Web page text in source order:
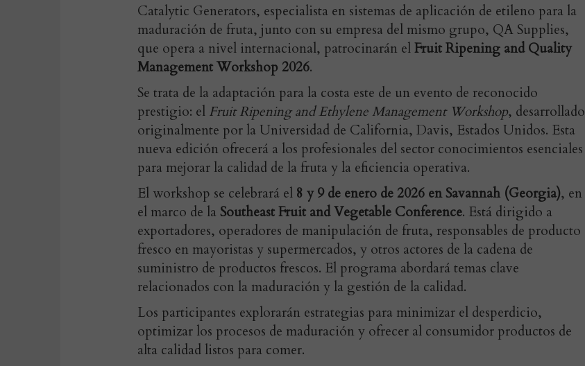
Catalytic Generators, especialista en sistemas de aplicación de etileno para la
maduración de fruta, junto con su empresa del mismo grupo, QA Supplies,
que opera a nivel internacional, patrocinarán elFruit Ripening and Quality
Management Workshop 2026.
Se trata de la adaptación para la costa este de un evento de reconocido
prestigio: el Fruit Ripening and Ethylene Management Workshop, desarrollado
originalmente por la Universidad de California, Davis, Estados Unidos. Esta
nueva edición ofrecerá a los profesionales del sector conocimientos esenciales
para mejorar la calidad de la fruta y la eficiencia operativa.
El workshop se celebrará el 8 y 9 de enero de 2026 en Savannah (Georgia), en
el marco de la Southeast Fruit and Vegetable Conference. Está dirigido a
exportadores, operadores de manipulación de fruta, responsables de producto
fresco en mayoristas y supermercados, y otros actores de la cadena de
suministro de productos frescos. El programa abordará temas clave
relacionados con la maduración y la gestión de la calidad.
Los participantes explorarán estrategias para minimizar el desperdicio,
optimizar los procesos de maduración y ofrecer al consumidor productos de
alta calidad listos para comer.